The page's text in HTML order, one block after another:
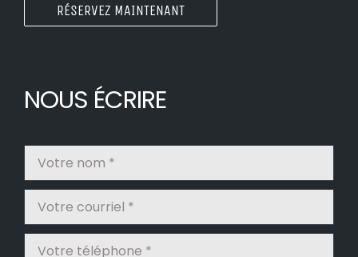
RÉSERVEZ MAINTENANT
NOUS ÉCRIRE